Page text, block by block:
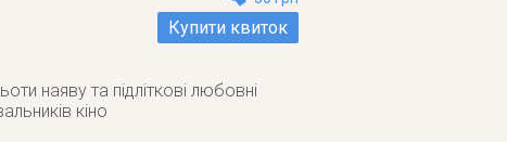
Купити квиток
наяву та підліткові любовні
кіно